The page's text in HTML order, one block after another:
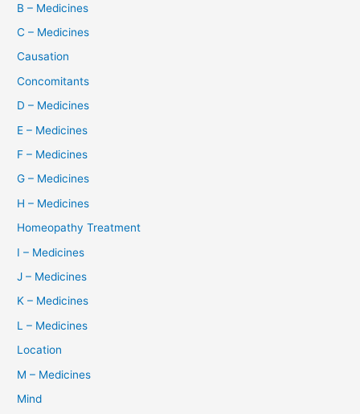
B – Medicines
C – Medicines
Causation
Concomitants
D – Medicines
E – Medicines
F – Medicines
G – Medicines
H – Medicines
Homeopathy Treatment
I – Medicines
J – Medicines
K – Medicines
L – Medicines
Location
M – Medicines
Mind